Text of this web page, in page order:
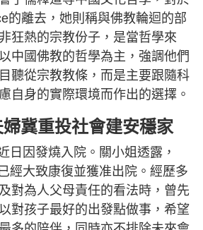
的離去，她則稱與佛教輪迴的部
狂熱的宗教份子，是當哲學來
中國佛教的哲學為主，強調他們
聽從宗教教條，而是主要跟隨科
自身的實際環境而作出的選擇。
冀重投社會建安穩家
日因發燒入院。關小姐透露，
經大致康復並獲准出院。經歷多
對為人父母責任的看法時，曾先
對孩子最好的出發點做事，希望